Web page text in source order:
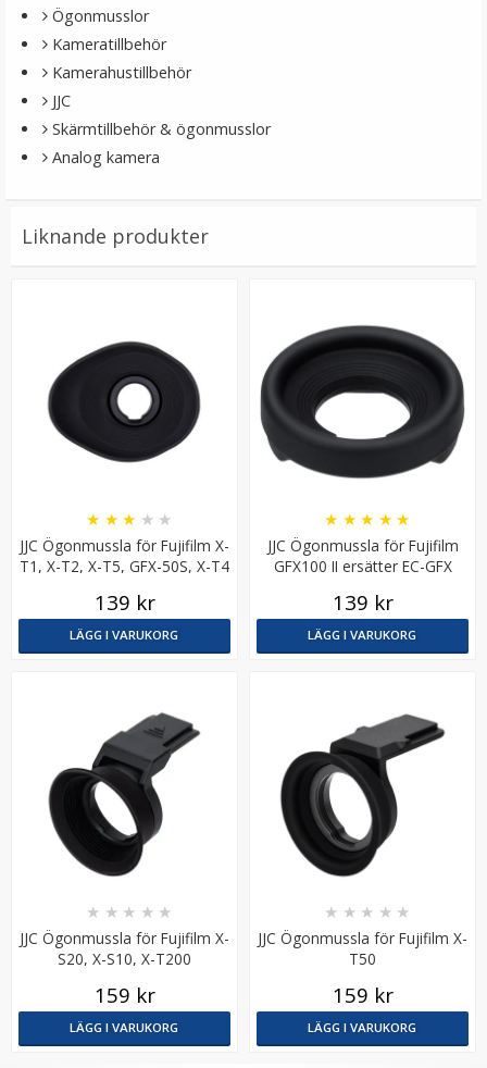
JJC Blixtskoskydd hot-shoe för Fujifilm kameror Silver
★★★★
★★ ★★
199 kr
K&F Concept Rengöringsvätska för kamerans
★★ ★★
Ögonmusslor
Kameratillbehör
Kamerahustillbehör
JJC
Skärmtillbehör & ögonmusslor
Analog kamera
Liknande produkter
JJC Ögonmussla för Fujifilm X-
T1, X-T2, X-T5, GFX-50S, X-T4
★ ★ ★ ★ ★
139 kr
LÄGG I VARUKORG
JJC Ögonmussla för Fujifilm
GFX100 II ersätter EC-GFX
★ ★ ★ ★ ★
139 kr
LÄGG I VARUKORG
JJC Ögonmussla för Fujifilm X-
S20, X-S10, X-T200
★ ★ ★ ★ ★
159 kr
LÄGG I VARUKORG
JJC Ögonmussla för Fujifilm X-
T50
★ ★ ★ ★ ★
159 kr
LÄGG I VARUKORG